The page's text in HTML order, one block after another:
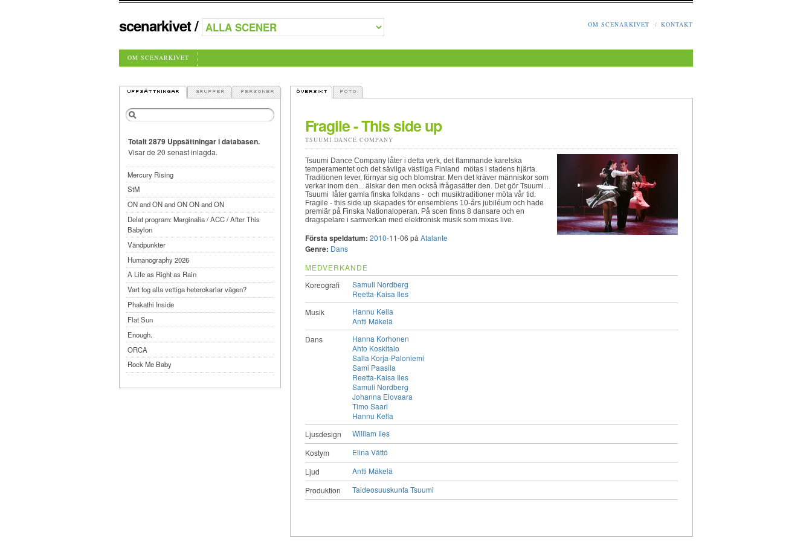
scenarkivet/ OM SCENARKIVET / KONTAKT
OM SCENARKIVET
Fragile - This side up
TSUUMI DANCE COMPANY
Tsuumi Dance Company låter i detta verk, det flammande karelska
temperamentet och det sävliga västliga Finland mötas i stadens hjärta.
Traditionen lever, förnyar sig och blomstrar. Men det kräver människor som
verkar inom den... älskar den men också ifrågasätter den. Det gör Tsuumi…
Tsuumi låter gamla finska folkdans - och musiktraditioner möta vår tid.
Fragile - this side up skapades för ensemblens 10-års jubiléum och hade
premiär på Finska Nationaloperan. På scen finns 8 dansare och en
dragspelare i samverkan med elektronisk musik som mixas live.
Första speldatum: 2010-11-06 på Atalante
Genre: Dans
MEDVERKANDE
Koreografi
Samuli Nordberg
Reetta-Kaisa Iles
Musik
Hannu Kella
Antti Mäkelä
Dans
Hanna Korhonen
Ahto Koskitalo
Salla Korja-Paloniemi
Sami Paasila
Reetta-Kaisa Iles
Samuli Nordberg
Johanna Elovaara
Timo Saari
Hannu Kella
Ljusdesign
William Iles
Kostym
Elina Vättö
Ljud
Antti Mäkelä
Produktion
Taideosuuskunta Tsuumi
Totalt 2879 Uppsättningar i databasen.
Visar de 20 senast inlagda.
Mercury Rising
StM
ON and ON and ON ON and ON
Delat program: Marginalia / ACC / After This
Babylon
Vändpunkter
Humanography 2026
A Life as Right as Rain
Vart tog alla vettiga heterokarlar vägen?
Phakathi Inside
Flat Sun
Enough.
ORCA
Rock Me Baby